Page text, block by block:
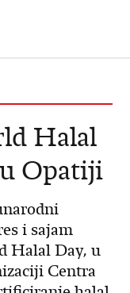
Halal
Opatiji
i sajam
Halal Day, u
Centra